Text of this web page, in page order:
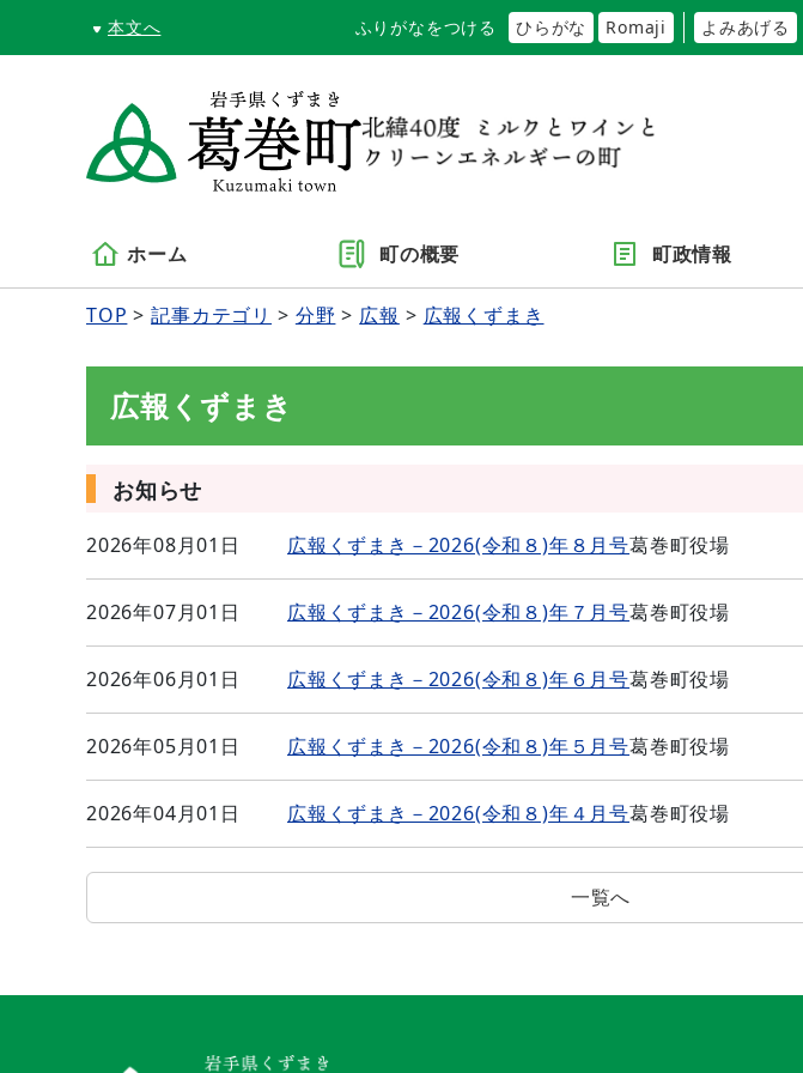
本文へ ふりがなをつける ひらがな Romaji よみあげる
ホーム 町の概要 町政情報
TOP 記事カテゴリ 分野 広報 広報くずまき
広報くずまき
お知らせ
2026年08月01日 広報くずまき－2026(令和８)年８月号葛巻町役場
2026年07月01日 広報くずまき－2026(令和８)年７月号葛巻町役場
2026年06月01日 広報くずまき－2026(令和８)年６月号葛巻町役場
2026年05月01日 広報くずまき－2026(令和８)年５月号葛巻町役場
2026年04月01日 広報くずまき－2026(令和８)年４月号葛巻町役場
一覧へ